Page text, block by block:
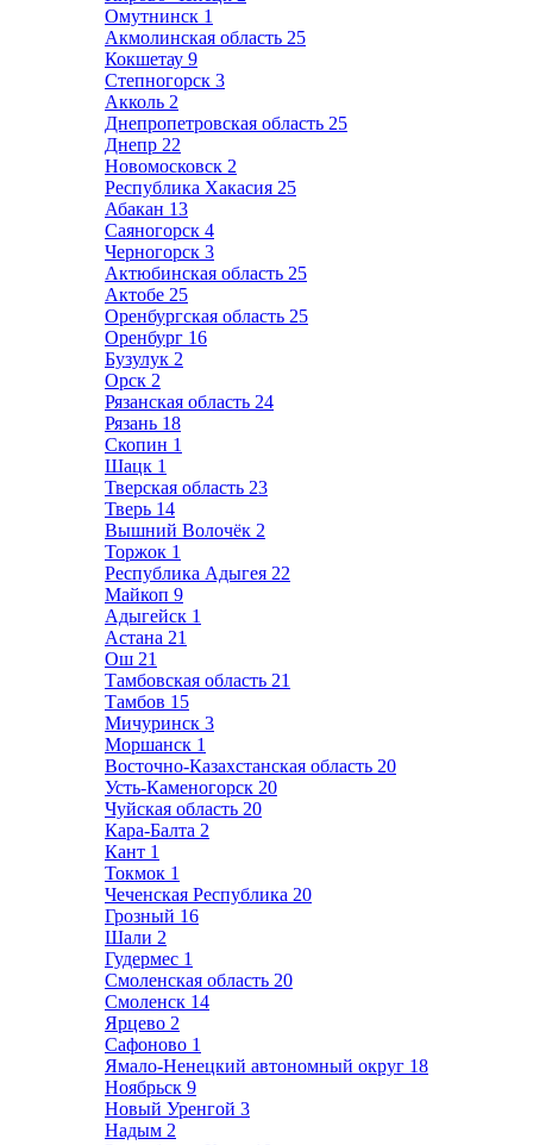
Омутнинск 1
Акмолинская область 25
Кокшетау 9
Степногорск 3
Акколь 2
Днепропетровская область 25
Днепр 22
Новомосковск 2
Республика Хакасия 25
Абакан 13
Саяногорск 4
Черногорск 3
Актюбинская область 25
Актобе 25
Оренбургская область 25
Оренбург 16
Бузулук 2
Орск 2
Рязанская область 24
Рязань 18
Скопин 1
Шацк 1
Тверская область 23
Тверь 14
Вышний Волочёк 2
Торжок 1
Республика Адыгея 22
Майкоп 9
Адыгейск 1
Астана 21
Ош 21
Тамбовская область 21
Тамбов 15
Мичуринск 3
Моршанск 1
Восточно-Казахстанская область 20
Усть-Каменогорск 20
Чуйская область 20
Кара-Балта 2
Кант 1
Токмок 1
Чеченская Республика 20
Грозный 16
Шали 2
Гудермес 1
Смоленская область 20
Смоленск 14
Ярцево 2
Сафоново 1
Ямало-Ненецкий автономный округ 18
Ноябрьск 9
Новый Уренгой 3
Надым 2